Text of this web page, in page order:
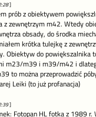
]
prób z obiektywem
z zewnętrzym m42. Wtedy
obsady, do środka
krótka tulejkę z
Obiektyw do powiększalnika
m23/m39 i m39/m42 i
to można przeprowadzić
Leiki (to już profanacja)
]
Fotopan HL fotka z 1989 r.